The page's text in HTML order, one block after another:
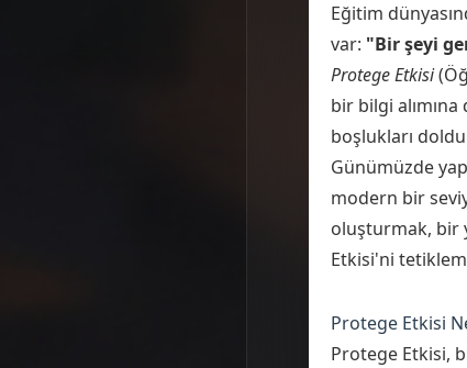
Eğitim
var: "Bir şeyi
Protege Etkisi
bir bilgi
boşlukları
Günümüzde
modern bir
oluşturmak, bir
Etkisi'ni
Protege Etkisi
Protege Etkisi,